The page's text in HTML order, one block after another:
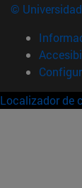
©
Localizador de